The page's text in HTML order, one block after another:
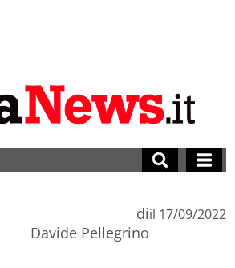
di
Davide Pellegrino
il 17/09/2022